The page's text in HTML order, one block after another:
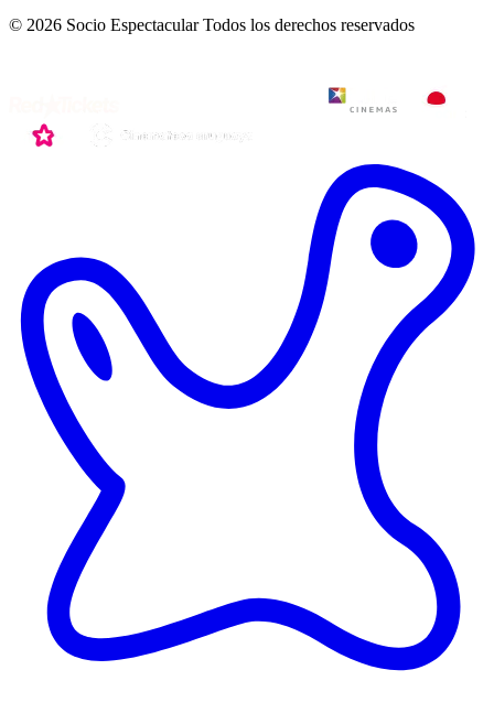
© 2026 Socio Espectacular Todos los derechos reservados